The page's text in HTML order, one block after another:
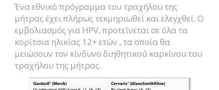
Ένα εθνικό πρόγραμμα του τραχήλου της
μήτρας έχει πλήρως τεκμηριωθεί και ελεγχθεί. Ο
εμβολιασμός για HPV, προτείνεται σε όλα τα
κορίτσια ηλικίας 12+ ετών , τα οποία θα
μειώσουν τον κίνδυνο διηθητικού καρκίνου του
τραχήλου της μήτρας.